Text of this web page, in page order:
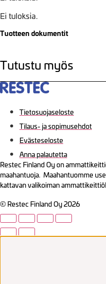
Ei tuloksia.
Tuotteen dokumentit
Tutustu myös
Tietosuojaseloste
Tilaus- ja sopimusehdot
Evästeseloste
Anna palautetta
Restec Finland Oy on
maahantuoja. Maahantuomme
kattavan valikoiman
© Restec Finland Oy 2026